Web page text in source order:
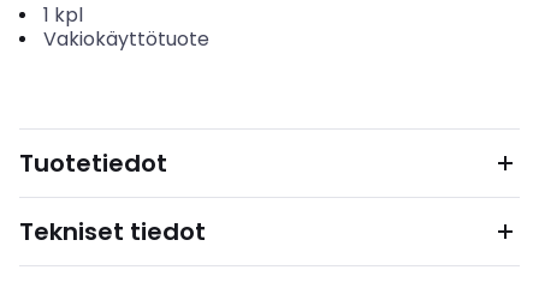
1 kpl
Vakiokäyttötuote
Tuotetiedot
Tekniset tiedot